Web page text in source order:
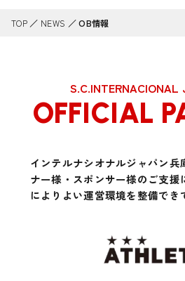
TOP ／ NEWS ／OB情報
S.C.INTERNACIONAL
OFFICIAL
インテルナシオナルジャパン兵
ナー様・スポンサー様のご支援
によりよい運営環境を整備でき